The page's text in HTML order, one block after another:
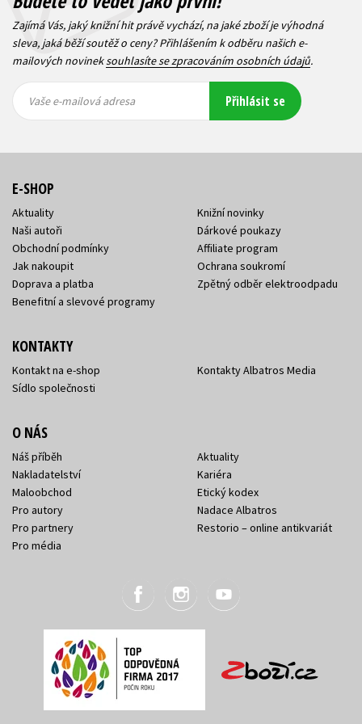
Zajímá Vás, jaký knižní hit právě vychází, na jaké zboží je výhodná
sleva, jaká běží soutěž o ceny? Přihlášením k odběru našich e-
mailových novineksouhlasíte se zpracováním osobních údajů.
mailová
mailová
Vaše e-mailová adresa Přihlásit se
E-SHOP
Aktuality
Naši autoři
Obchodní podmínky
Jak nakoupit
Doprava a platba
Benefitní a slevové programy
Knižní novinky
Dárkové poukazy
Affiliate program
Ochrana soukromí
Zpětný odběr elektroodpadu
KONTAKTY
Kontakt na e-shop
Sídlo společnosti
Kontakty Albatros Media
O NÁS
Náš příběh
Nakladatelství
Maloobchod
Pro autory
Pro partnery
Pro média
Aktuality
Kariéra
Etický kodex
Nadace Albatros
Restorio – online antikvariát